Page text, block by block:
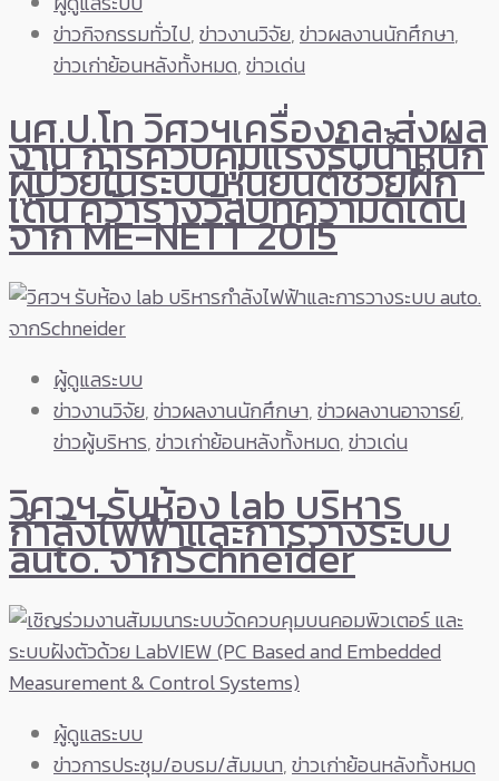
ข่าวกิจกรรมทั่วไป,ข่าวงานวิจัย,ข่าวผลงานนักศึกษา,
ข่าวเก่าย้อนหลังทั้งหมด,ข่าวเด่น
นศ.ป.โท วิศวฯเครื่องกล ส่งผล
งาน การควบคุมแรงรับน้ำหนัก
ผู้ป่วยในระบบหุ่นยนต์ช่วยฝึก
เดิน คว้ารางวัลบทความดีเด่น
จาก ME-NETT 2015
ผู้ดูแลระบบ
ข่าวงานวิจัย,ข่าวผลงานนักศึกษา,ข่าวผลงานอาจารย์,
ข่าวผู้บริหาร,ข่าวเก่าย้อนหลังทั้งหมด,ข่าวเด่น
วิศวฯ รับห้อง lab บริหาร
กำลังไฟฟ้าและการวางระบบ
auto. จากSchneider
ผู้ดูแลระบบ
ข่าวการประชุม/อบรม/สัมมนา,ข่าวเก่าย้อนหลังทั้งหมด